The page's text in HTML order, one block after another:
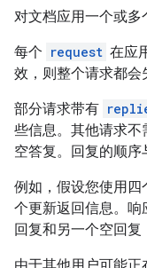
对文档应用一个或多
每个 request 在应
效，则整个请求都会
部分请求带有
些信息。其他请求
空答复。回复的顺序
例如，假设您使用四
个更新返回信息。
回复和另一个空回复